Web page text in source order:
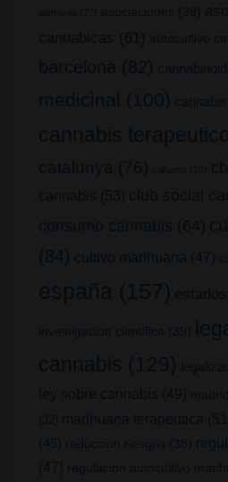
alemania (27) asociaciones (39)
cannabicas (61) autocultivo
barcelona (82)
medicinal (100)
cannabis terapeutico
catalunya (76) cañamo (26)
cannabis (53) club social
consumo cannabis (64)
(84) cultivo marihuana (47)
españa (157)
investigacion cientifica (39)
cannabis (129)
ley sobre cannabis (49) madrid
(32)
marihuana terapeutica
(45) reduccion riesgos (38)
(47) regulacion autocultivo